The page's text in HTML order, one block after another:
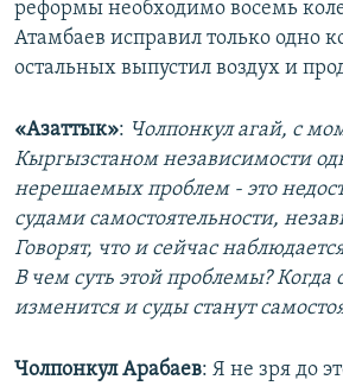
реформы необходимо восемь
Атамбаев исправил только одно
остальных выпустил воздух и
«Азаттык»: Чолпонкул агай, с
Кыргызстаном независимости
нерешаемых проблем - это
судами самостоятельности,
Говорят, что и сейчас
В чем суть этой проблемы? Когда
изменится и суды станут
Чолпонкул Арабаев: Я не зря до